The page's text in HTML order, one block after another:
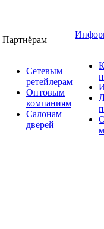
Партнёрам
Сетевым
ретейлерам
Оптовым
компаниям
Салонам
дверей